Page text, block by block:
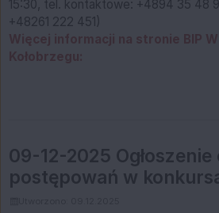
15:30, tel. kontaktowe: +4894 35 48
+48261 222 451)
09-12-2025
postępowań w